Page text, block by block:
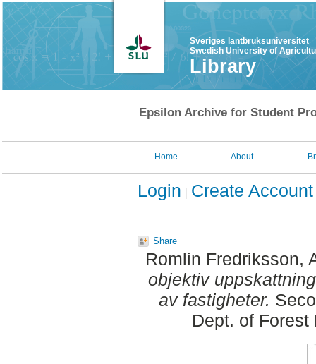
Sveriges lantbruksuniversitet
Swedish University of
Library
Epsilon Archive for Student
Home About
Login Create Account
Share
Romlin Fredriksson,
objektiv
av fastigheter.
Dept. of